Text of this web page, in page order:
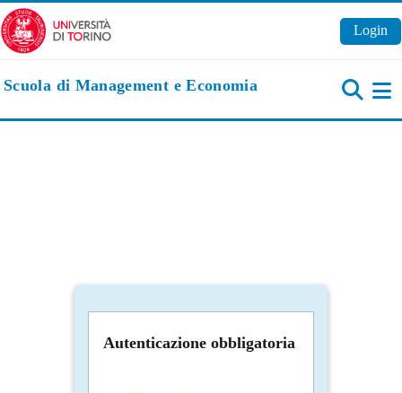
Vai al contenuto principale
Login
Scuola di Management e Economia
Autenticazione obbligatoria